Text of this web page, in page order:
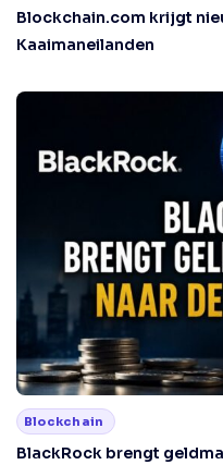
Blockchain.com krijgt
Kaaimaneilanden
Blockchain
BlackRock brengt